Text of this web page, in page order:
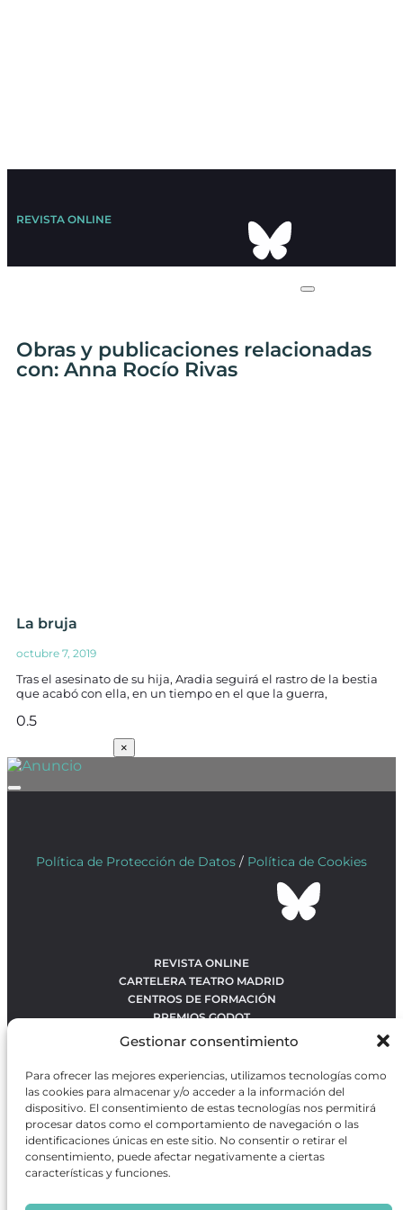
Gestionar consentimiento
Para ofrecer las mejores experiencias, utilizamos tecnologías como
las cookies para almacenar y/o acceder a la información del
dispositivo. El consentimiento de estas tecnologías nos permitirá
procesar datos como el comportamiento de navegación o las
identificaciones únicas en este sitio. No consentir o retirar el
consentimiento, puede afectar negativamente a ciertas
características y funciones.
REVISTA ONLINE
Obras y publicaciones relacionadas
con: Anna Rocío Rivas
La bruja
octubre 7, 2019
Tras el asesinato de su hija, Aradia seguirá el rastro de la bestia
que acabó con ella, en un tiempo en el que la guerra,
×
Política de Protección de Datos / Política de Cookies
REVISTA ONLINE
CARTELERA TEATRO MADRID
CENTROS DE FORMACIÓN
PREMIOS GODOT
CONTACTO
OBRAS MÁS VOTADAS
RANKING MEJORES OBRAS
BÚSQUEDA AVANZADA DE OBRAS
Revista GODOTes una revista independiente especializada